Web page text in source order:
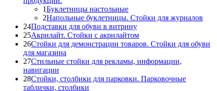
1Буклетницы настольные
2Напольные буклетницы. Стойки для журналов
24Подставки для обуви в витрину
25Акрилайт. Стойки с акрилайтом
26Стойки для демонстрации товаров. Стойки для обуви
для магазина
27Стильные стойки для рекламы, информации,
навигации
28Стойки, столбики для парковки. Парковочные
таблички, столбики